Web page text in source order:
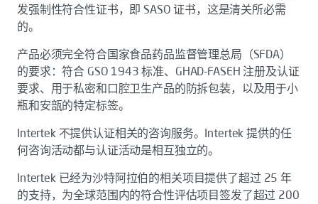
发强制性符合性证书，即 SASO 证书，这是清关所必需
的。
产品必须完全符合国家食品药品监督管理总局（SFDA）
的要求：符合 GSO 1943 标准、GHAD-FASEH 注册及认证
要求、用于私密和口腔卫生产品的防拆包装，以及用于小
瓶和安瓿的特定标签。
Intertek 不提供认证相关的咨询服务。Intertek 提供的任
何咨询活动都与认证活动是相互独立的。
Intertek 已经为沙特阿拉伯的相关项目提供了超过 25 年
的支持，为全球范围内的符合性评估项目签发了超过 200